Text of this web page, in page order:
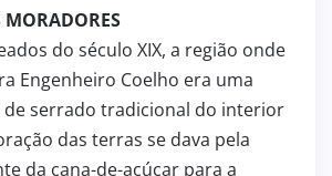
MORADORES
do século XIX, a região onde
Engenheiro Coelho era uma
de serrado tradicional do interior
das terras se dava pela
da cana-de-açúcar para a